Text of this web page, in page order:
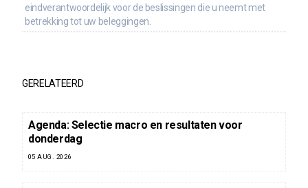
eindverantwoordelijk voor de beslissingen die u neemt met
betrekking tot uw beleggingen.
GERELATEERD
Agenda: Selectie macro en resultaten voor
donderdag
05 AUG. 2026